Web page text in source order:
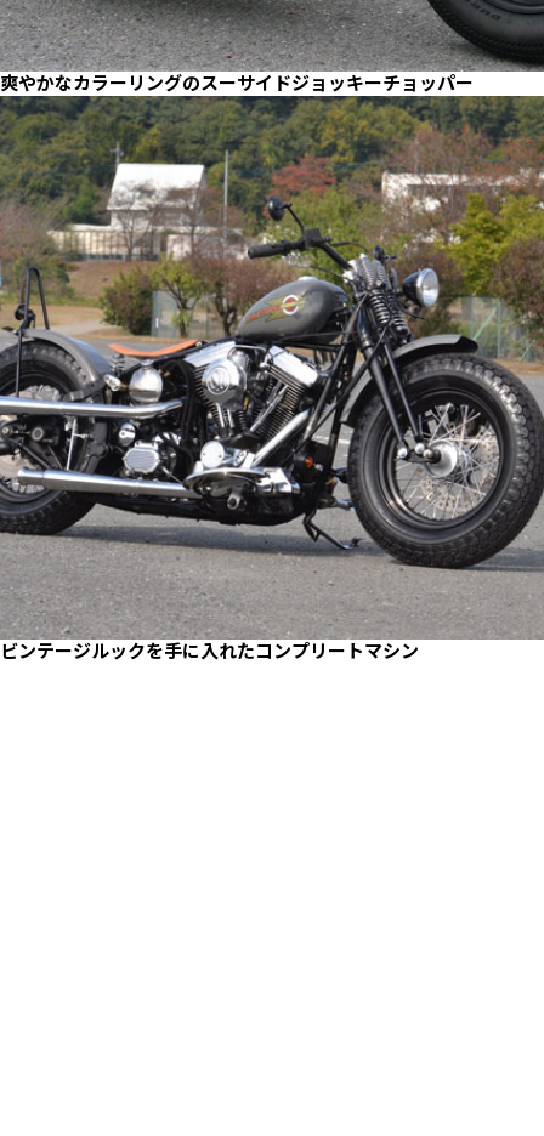
爽やかなカラーリングのスーサイドジョッキーチョッパー
ビンテージルックを手に入れたコンプリートマシン